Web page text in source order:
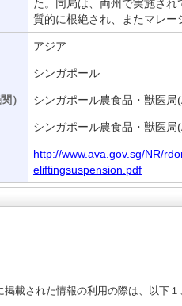
た。同局は、両州で実施さ
質的に根絶され、またマレー
アジア
シンガポール
） シンガポール農食品・獣医局
シンガポール農食品・獣医局
http://www.ava.gov.sg/NR/
eliftingsuspension.pdf
掲載された情報の利用の際は、以下